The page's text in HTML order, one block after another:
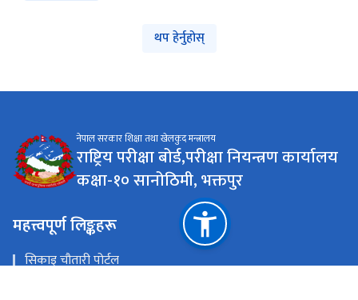
थप हेर्नुहोस्
नेपाल सरकार शिक्षा तथा खेलकुद मन्त्रालय
राष्ट्रिय परीक्षा बोर्ड,परीक्षा नियन्त्रण कार्यालय
कक्षा-१० सानोठिमी, भक्तपुर
महत्त्वपूर्ण लिङ्कहरू
सिकाइ चौतारी पोर्टल